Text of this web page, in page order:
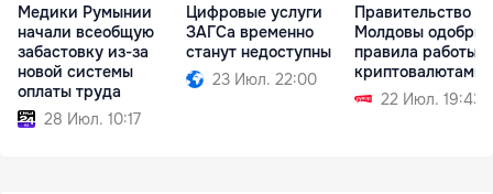
Медики Румынии
начали всеобщую
забастовку из-за
новой системы
оплаты труда
28 Июл. 10:17
Цифровые услуги
ЗАГСа временно
станут недоступны
23 Июл. 22:00
Правительство
Молдовы
правила работы с
криптовалютами
22 Июл. 19:43